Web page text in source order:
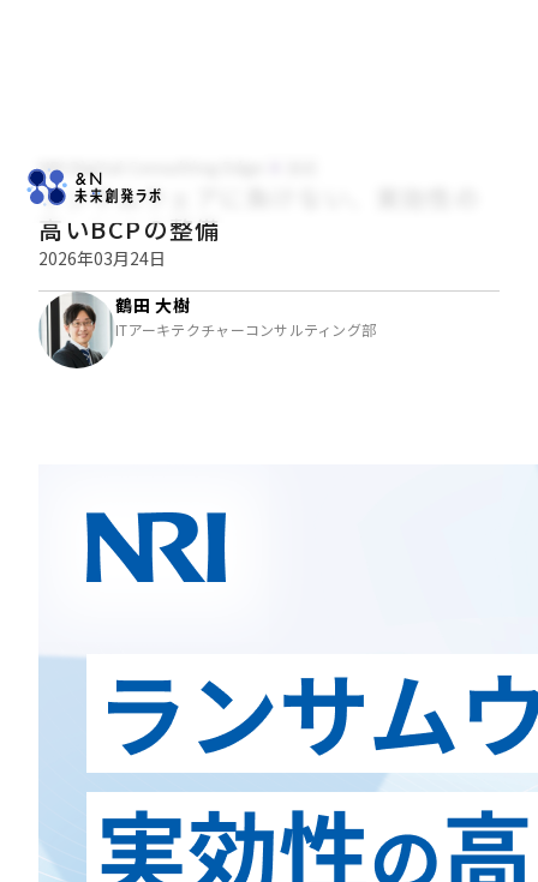
NRI Digital Consulting Edge
ランサムウェアに負けない、実効性の
高いBCPの整備
2026年03月24日
鶴田 大樹
ITアーキテクチャーコンサルティング部